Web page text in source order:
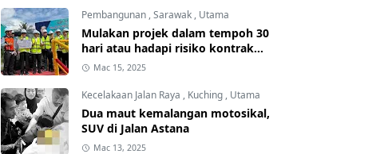
Pembangunan ,Sarawak , Utama
Mulakan projek dalam tempoh 30
hari atau hadapi risiko kontrak
ditamatkan
Mac 15, 2025
Kecelakaan Jalan Raya , Kuching , Utama
Dua maut kemalangan motosikal,
SUV di Jalan Astana
Mac 13, 2025